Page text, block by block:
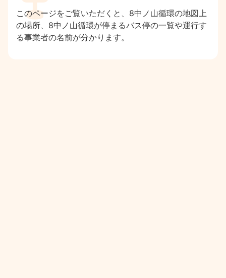
このページをご覧いただくと、8中ノ山循環の地図上
の場所、8中ノ山循環が停まるバス停の一覧や運行す
る事業者の名前が分かります。